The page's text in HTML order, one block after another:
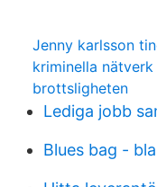
Jenny karlsson
kriminella
brottsligheten
Lediga jobb
Blues bag -